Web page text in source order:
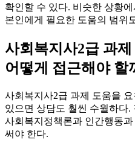
확인할 수 있다. 비슷한 상황
본인에게 필요한 도움의 범위
사회복지사2급 과
어떻게 접근해야 할
사회복지사2급 과제 도움을
있으면 상담도 훨씬 수월하다.
사회복지정책론과 인간행동
써야 한다.